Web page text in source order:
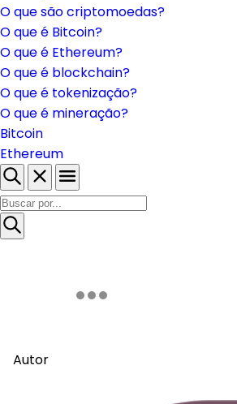
O que são criptomoedas?
O que é Bitcoin?
O que é Ethereum?
O que é blockchain?
O que é tokenização?
O que é mineração?
Bitcoin
Ethereum
Autor